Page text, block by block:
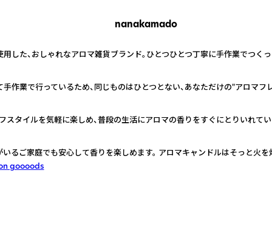
nanakamado
した、おしゃれなアロマ雑貨ブランド。ひとつひとつ丁寧に手作業でつく
作業で行っているため、同じものはひとつとない、あなただけの"アロマフ
タイルを気軽に楽しめ、普段の生活にアロマの香りをすぐにとりいれてい
るご家庭でも安心して香りを楽しめます。 アロマキャンドルはそっと火
goooods